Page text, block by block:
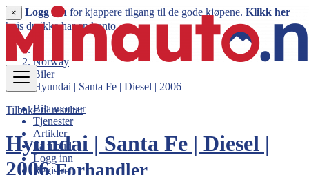
Bilannonser
Tjenester
Artikler
Få tilbud
Logg inn
Registrer
× Logg inn for kjappere tilgang til de gode kjøpene. Klikk her
hvis du ikke har en konto.
Norway
Biler
Hyundai | Santa Fe | Diesel | 2006
Tilbake til resultat
Hyundai | Santa Fe | Diesel |
2006Forhandler